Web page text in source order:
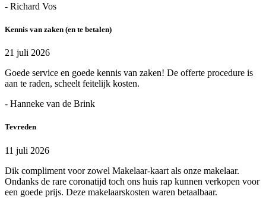
- Richard Vos
Kennis van zaken (en te betalen)
21 juli 2026
Goede service en goede kennis van zaken! De offerte procedure is
aan te raden, scheelt feitelijk kosten.
- Hanneke van de Brink
Tevreden
11 juli 2026
Dik compliment voor zowel Makelaar-kaart als onze makelaar.
Ondanks de rare coronatijd toch ons huis rap kunnen verkopen voor
een goede prijs. Deze makelaarskosten waren betaalbaar.